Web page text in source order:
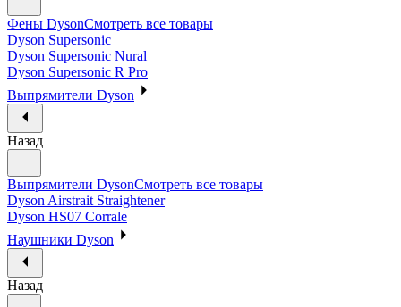
Фены DysonСмотреть все товары
Dyson Supersonic
Dyson Supersonic Nural
Dyson Supersonic R Pro
Выпрямители Dyson
Назад
Выпрямители DysonСмотреть все товары
Dyson Airstrait Straightener
Dyson HS07 Corrale
Наушники Dyson
Назад